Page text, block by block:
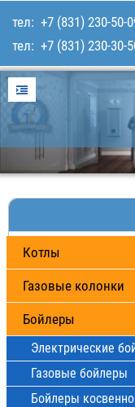
Главная
Услуги
Для покупателей
Каталог товаров
Наши работы
тел: +7 (831) 230-50-
тел: +7 (831) 230-30-
Котлы
Газовые колонки
Бойлеры
Электрические
Газовые бойлеры
Бойлеры